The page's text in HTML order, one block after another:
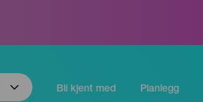
Bli kjent med Planlegg